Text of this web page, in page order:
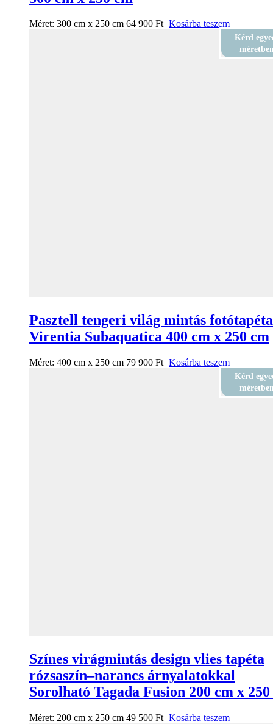
Méret: 300 cm x 250 cm 64 900 Ft Kosárba teszem
Kérd
Pasztell tengeri világ mintás fotótapéta
Virentia Subaquatica 400 cm x 250 cm
Méret: 400 cm x 250 cm 79 900 Ft Kosárba teszem
Kérd
Színes virágmintás design vlies tapéta
rózsaszín–narancs árnyalatokkal
Sorolható Tagada Fusion 200 cm x
Méret: 200 cm x 250 cm 49 500 Ft Kosárba teszem